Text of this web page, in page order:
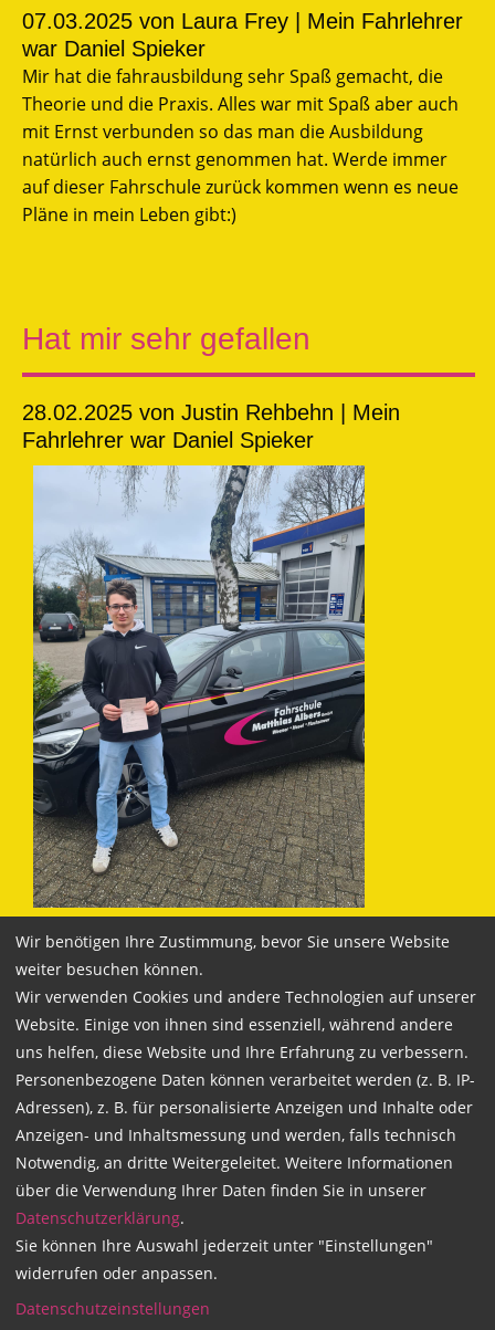
07.03.2025 von Laura Frey | Mein Fahrlehrer
war Daniel Spieker
Mir hat die fahrausbildung sehr Spaß gemacht, die
Theorie und die Praxis. Alles war mit Spaß aber auch
mit Ernst verbunden so das man die Ausbildung
natürlich auch ernst genommen hat. Werde immer
auf dieser Fahrschule zurück kommen wenn es neue
Pläne in mein Leben gibt:)
Hat mir sehr gefallen
28.02.2025 von Justin Rehbehn | Mein
Fahrlehrer war Daniel Spieker
Mir hat eigentlich alles gefallen. Fand die
Theoriestunden immer gut und die Fahrstunden
waren auch immer sehr entspannt und gut. Mein
Fahrlehrer Daniel Spieker war auch nett und sehr
sympatisch und man konnte immer gut miteinander
reden.
Weltbester Fahrlehrer mit Herz
26.02.2025von Isa | Mein Fahrlehrer war
Daniel Spieker
Wir benötigen Ihre Zustimmung, bevor Sie unsere Website
weiter besuchen können.
Wir verwenden Cookies und andere Technologien auf unserer
Website. Einige von ihnen sind essenziell, während andere
uns helfen, diese Website und Ihre Erfahrung zu verbessern.
Personenbezogene Daten können verarbeitet werden (z. B. IP-
Adressen), z. B. für personalisierte Anzeigen und Inhalte oder
Anzeigen- und Inhaltsmessung und werden, falls technisch
Notwendig, an dritte Weitergeleitet. Weitere Informationen
über die Verwendung Ihrer Daten finden Sie in unserer
Datenschutzerklärung.
Sie können Ihre Auswahl jederzeit unter "Einstellungen"
widerrufen oder anpassen.
Datenschutzeinstellungen